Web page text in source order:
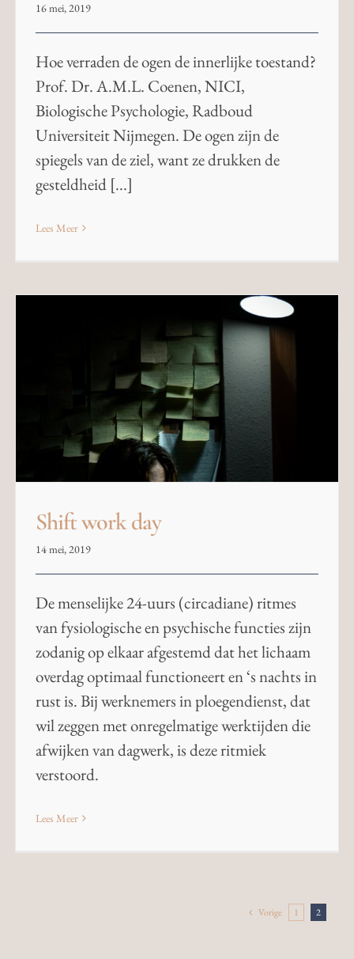
16 mei, 2019
Hoe verraden de ogen de innerlijke toestand?
Prof. Dr. A.M.L. Coenen, NICI,
Biologische Psychologie, Radboud
Universiteit Nijmegen. De ogen zijn de
spiegels van de ziel, want ze drukken de
gesteldheid [...]
Lees Meer
Shift work day
14 mei, 2019
De menselijke 24-uurs (circadiane) ritmes
van fysiologische en psychische functies zijn
zodanig op elkaar afgestemd dat het lichaam
overdag optimaal functioneert en ‘s nachts in
rust is. Bij werknemers in ploegendienst, dat
wil zeggen met onregelmatige werktijden die
afwijken van dagwerk, is deze ritmiek
verstoord.
Lees Meer
Vorige 1 2